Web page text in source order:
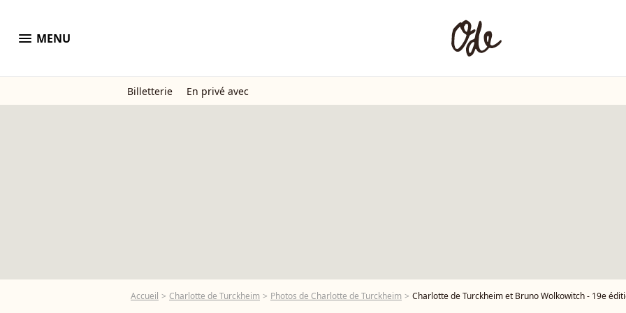
menu MENU
Billetterie En privé avec
Accueil Charlotte de Turckheim Photos de Charlotte de Turckheim Charlotte de Turckheim et Bruno Wolkowitch - 19e édition du Festival de la Fiction TV